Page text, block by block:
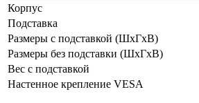
Корпус
Подставка
Размеры с подставкой (ШхГхВ)
Размеры без подставки (ШхГхВ)
Вес с подставкой
Настенное крепление VESA